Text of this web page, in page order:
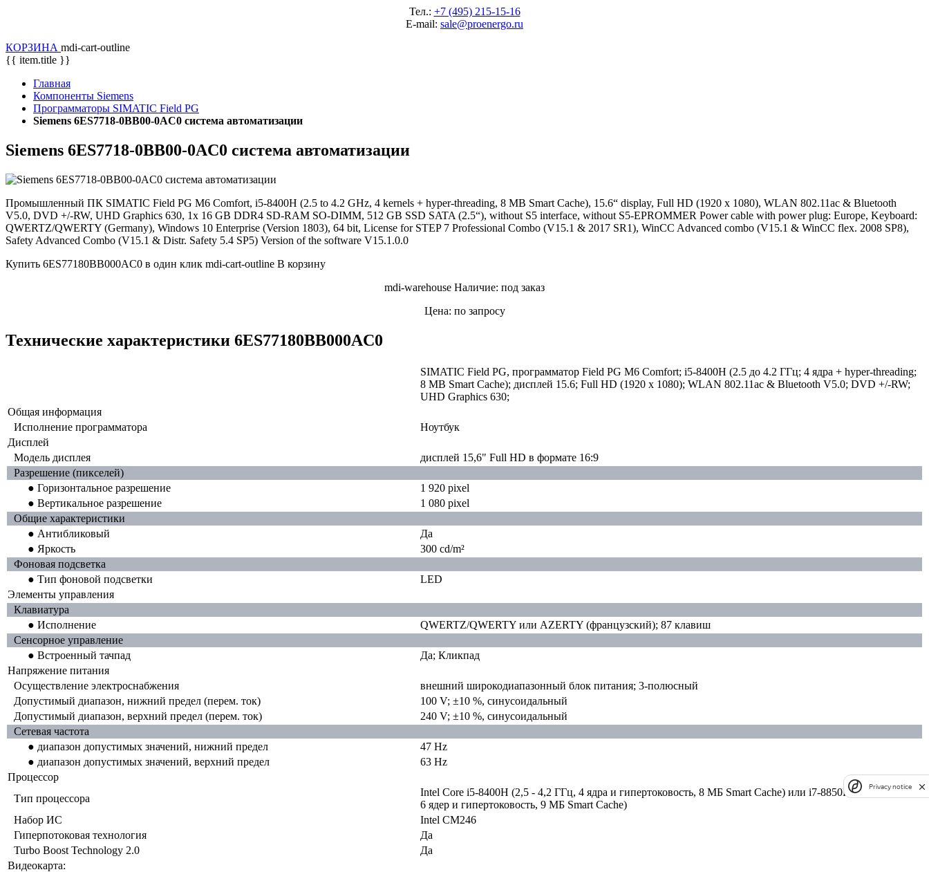
Тел.: +7 (495) 215-15-16
E-mail: sale@proenergo.ru
КОРЗИНА mdi-cart-outline
{{ item.title }}
Главная
Компоненты Siemens
Программаторы SIMATIC Field PG
Siemens 6ES7718-0BB00-0AC0 система автоматизации
Siemens 6ES7718-0BB00-0AC0 система автоматизации
Промышленный ПК SIMATIC Field PG M6 Comfort, i5-8400H (2.5 to 4.2 GHz, 4 kernels + hyper-threading, 8 MB Smart Cache), 15.6“ display, Full HD (1920 x 1080), WLAN 802.11ac & Bluetooth
V5.0, DVD +/-RW, UHD Graphics 630, 1x 16 GB DDR4 SD-RAM SO-DIMM, 512 GB SSD SATA (2.5“), without S5 interface, without S5-EPROMMER Power cable with power plug: Europe, Keyboard:
QWERTZ/QWERTY (Germany), Windows 10 Enterprise (Version 1803), 64 bit, License for STEP 7 Professional Combo (V15.1 & 2017 SR1), WinCC Advanced combo (V15.1 & WinCC flex. 2008 SP8),
Safety Advanced Combo (V15.1 & Distr. Safety 5.4 SP5) Version of the software V15.1.0.0
Купить 6ES77180BB000AC0 в один клик mdi-cart-outline В корзину
mdi-warehouse Наличие: под заказ
Цена: по запросу
Технические характеристики 6ES77180BB000AC0
SIMATIC Field PG, программатор Field PG M6 Comfort; i5-8400H (2.5 до 4.2 ГГц; 4 ядра + hyper-threading;
8 MB Smart Cache); дисплей 15.6; Full HD (1920 x 1080); WLAN 802.11ac & Bluetooth V5.0; DVD +/-RW;
UHD Graphics 630;
Общая информация
Исполнение программатора
Ноутбук
Дисплей
Модель дисплея
дисплей 15,6" Full HD в формате 16:9
Разрешение (пикселей)
● Горизонтальное разрешение
1 920 pixel
● Вертикальное разрешение
1 080 pixel
Общие характеристики
● Антибликовый
Да
● Яркость
300 cd/m²
Фоновая подсветка
● Тип фоновой подсветки
LED
Элементы управления
Клавиатура
● Исполнение
QWERTZ/QWERTY или AZERTY (французский); 87 клавиш
Сенсорное управление
● Встроенный тачпад
Да; Кликпад
Напряжение питания
Осуществление электроснабжения
внешний широкодиапазонный блок питания; 3-полюсный
Допустимый диапазон, нижний предел (перем. ток)
100 V; ±10 %, синусоидальный
Допустимый диапазон, верхний предел (перем. ток)
240 V; ±10 %, синусоидальный
Сетевая частота
● диапазон допустимых значений, нижний предел
47 Hz
● диапазон допустимых значений, верхний предел
63 Hz
Процессор
Тип процессора
Intel Core i5-8400H (2,5 - 4,2 ГГц, 4 ядра и гипертоковость, 8 МБ Smart Cache) или i7-8850H (2,6 - 4,3 ГГц,
6 ядер и гипертоковость, 9 МБ Smart Cache)
Набор ИС
Intel CM246
Гиперпотоковая технология
Да
Turbo Boost Technology 2.0
Да
Видеокарта:
Privacy notice